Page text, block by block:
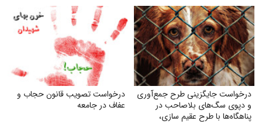
درخواست جایگزینی طرح جمع‌آوری
و دپوی سگ‌های بلاصاحب در
پناهگاه‌ها با طرح عقیم سازی،
درخواست تصویب قانون حجاب و
عفاف در جامعه